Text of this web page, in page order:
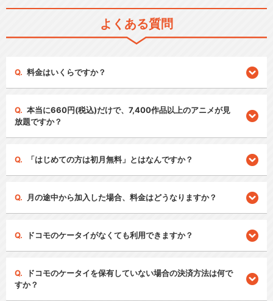
よくある質問
料金はいくらですか？
本当に660円(税込)だけで、7,400作品以上のアニメが見
放題ですか？
「はじめての方は初月無料」とはなんですか？
月の途中から加入した場合、料金はどうなりますか？
ドコモのケータイがなくても利用できますか？
ドコモのケータイを保有していない場合の決済方法は何で
すか？